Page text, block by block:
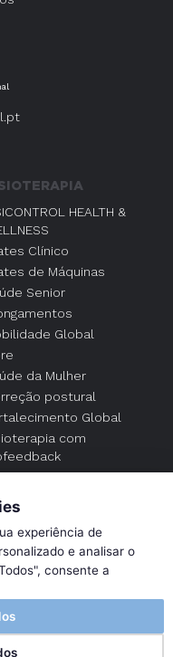
HEALTH &
Clínico
de Máquinas
Senior
Global
da Mulher
postural
Global
com
AO
experiência de
e analisar o
consente a